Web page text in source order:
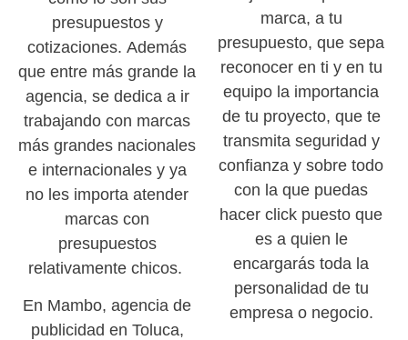
presupuestos y
cotizaciones. Además
que entre más grande la
agencia, se dedica a ir
trabajando con marcas
más grandes nacionales
e internacionales y ya
no les importa atender
marcas con
presupuestos
relativamente chicos.
En Mambo, agencia de
publicidad en Toluca,
marca, a tu
presupuesto, que sepa
reconocer en ti y en tu
equipo la importancia
de tu proyecto, que te
transmita seguridad y
confianza y sobre todo
con la que puedas
hacer click puesto que
es a quien le
encargarás toda la
personalidad de tu
empresa o negocio.